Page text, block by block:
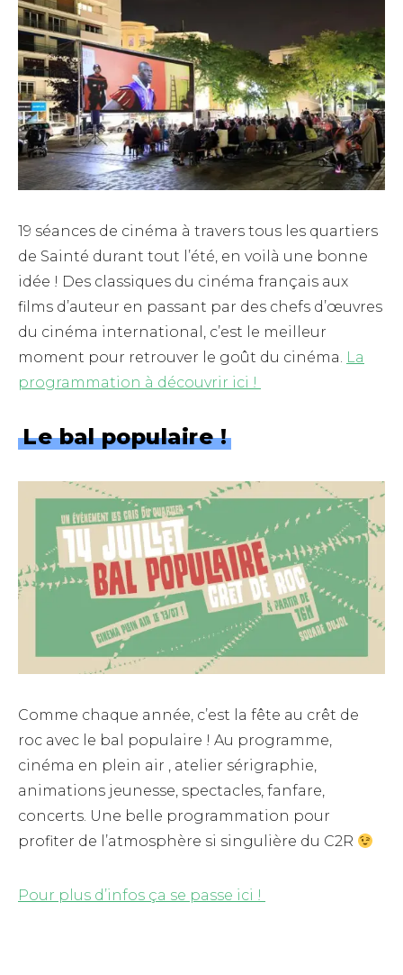
19 séances de cinéma à travers tous les quartiers
de Sainté durant tout l’été, en voilà une bonne
idée ! Des classiques du cinéma français aux
films d’auteur en passant par des chefs d’œuvres
du cinéma international, c’est le meilleur
moment pour retrouver le goût du cinéma. La
programmation à découvrir ici !
Le bal populaire !
Comme chaque année, c’est la fête au crêt de
roc avec le bal populaire ! Au programme,
cinéma en plein air , atelier sérigraphie,
animations jeunesse, spectacles, fanfare,
concerts. Une belle programmation pour
profiter de l’atmosphère si singulière du C2R
Pour plus d’infos ça se passe ici !